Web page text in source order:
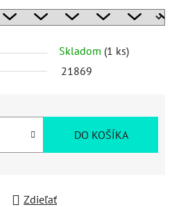
Skladom (1 ks)
21869
DO KOŠÍKA
Zdieľať